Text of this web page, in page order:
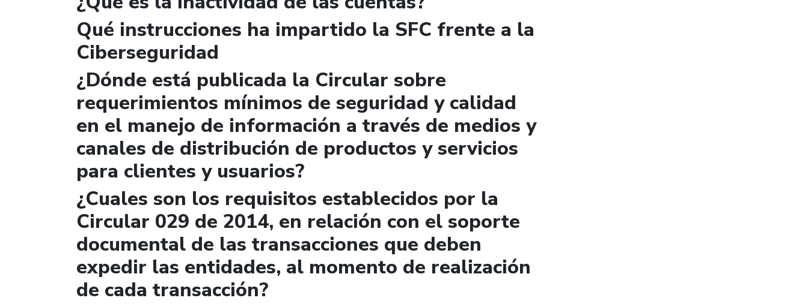
Qué instrucciones ha impartido la SFC frente a la
Ciberseguridad
¿Dónde está publicada la Circular sobre
requerimientos mínimos de seguridad y calidad
en el manejo de información a través de medios y
canales de distribución de productos y servicios
para clientes y usuarios?
¿Cuales son los requisitos establecidos por la
Circular 029 de 2014, en relación con el soporte
documental de las transacciones que deben
expedir las entidades, al momento de realización
de cada transacción?